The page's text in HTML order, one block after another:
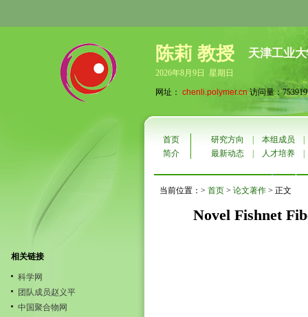
陈莉 教授 天津工业
2026年8月9日 星期日
网址： chenli.polymer.cn访问量：753919
相关链接
科学网
团队成员赵义平
中国聚合物网
首页 研究方向 本组成员
简介
最新动态 人才培养
当前位置：> 首页 > 论文著作 > 正文
Novel Fishnet